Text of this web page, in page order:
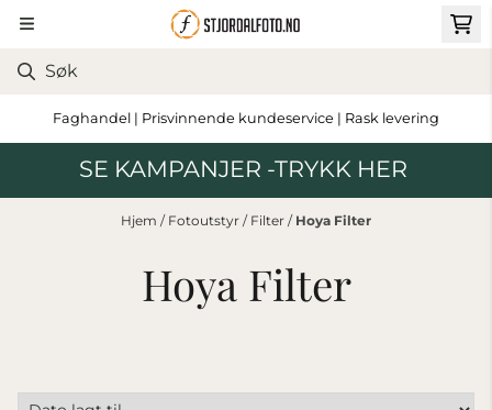
Hopp til innhold
Faghandel | Prisvinnende kundeservice | Rask levering
SE KAMPANJER -TRYKK HER
Hjem / Fotoutstyr / Filter / Hoya Filter
Hoya Filter